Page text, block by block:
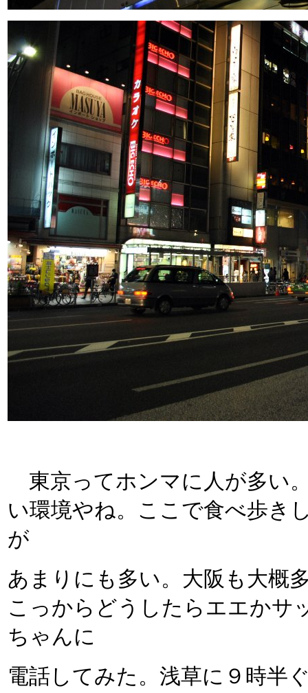
東京ってホンマに人が多い
い環境やね。ここで食べ歩き
が
あまりにも多い。大阪も大概
こっからどうしたらエエかサ
ちゃんに
電話してみた。浅草に９時半